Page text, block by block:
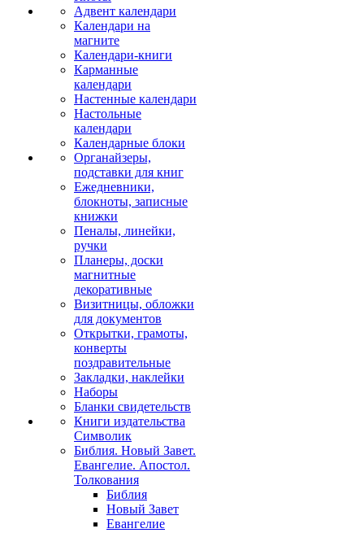
Адвент календари
Календари на
магните
Календари-книги
Карманные
календари
Настенные календари
Настольные
календари
Календарные блоки
Органайзеры,
подставки для книг
Ежедневники,
блокноты, записные
книжки
Пеналы, линейки,
ручки
Планеры, доски
магнитные
декоративные
Визитницы, обложки
для документов
Открытки, грамоты,
конверты
поздравительные
Закладки, наклейки
Наборы
Бланки свидетельств
Книги издательства
Символик
Библия. Новый Завет.
Евангелие. Апостол.
Толкования
Библия
Новый Завет
Евангелие